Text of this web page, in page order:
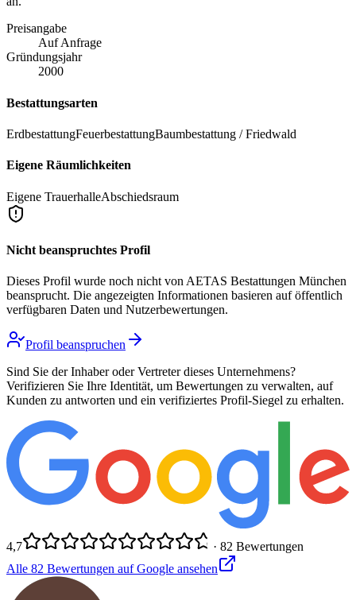
Preisangabe
Auf Anfrage
Gründungsjahr
2000
Bestattungsarten
ErdbestattungFeuerbestattungBaumbestattung / Friedwald
Eigene Räumlichkeiten
Eigene TrauerhalleAbschiedsraum
Nicht beanspruchtes Profil
Dieses Profil wurde noch nicht von AETAS Bestattungen München
beansprucht. Die angezeigten Informationen basieren auf öffentlich
verfügbaren Daten und Nutzerbewertungen.
Profil beanspruchen
Sind Sie der Inhaber oder Vertreter dieses Unternehmens?
Verifizieren Sie Ihre Identität, um Bewertungen zu verwalten, auf
Kunden zu antworten und ein verifiziertes Profil-Siegel zu erhalten.
4,7 · 82 Bewertungen
Alle 82 Bewertungen auf Google ansehen